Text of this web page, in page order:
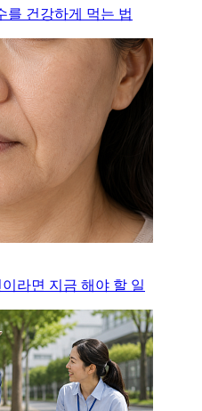
를 건강하게 먹는 법
라면 지금 해야 할 일